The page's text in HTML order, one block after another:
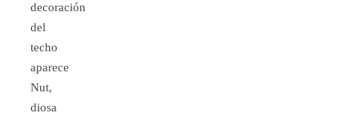
decoración
del
techo
aparece
Nut,
diosa